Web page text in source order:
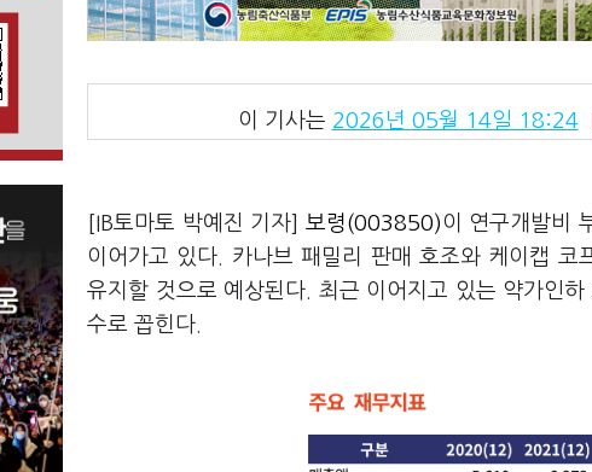
이 기사는 2026년 05월 14일 18:24
[IB토마토 박예진 기자] 보령(003850)이 연구개발비
이어가고 있다. 카나브 패밀리 판매 호조와 케이캡 코
유지할 것으로 예상된다. 최근 이어지고 있는 약가인
수로 꼽힌다.